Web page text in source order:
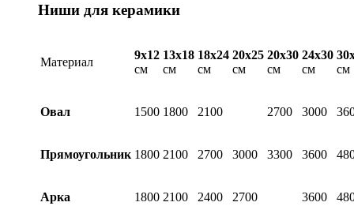
Ниши для керамики
Материал
9х12
см
13х18
см
18х24
см
20х25
см
20х30
см
24х30
см
см
Овал 1500 1800 2100 2700 3000
Прямоугольник 1800 2100 2700 3000 3300 3600
Арка 1800 2100 2400 2700 3600